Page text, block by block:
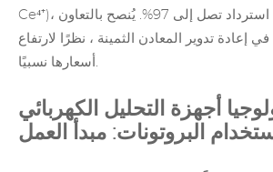
Ce⁴⁺)، مما يحقق نسبة استرداد تصل إلى 97%. يُنصح بالتعاون
تدوير المعادن الثمينة ، نظرًا لارتفاع
أسعارها نسبيًا.
أجهزة التحليل الكهربائي
البروتونات: مبدأ العمل